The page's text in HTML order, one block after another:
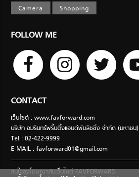
Camera
Shopping
FOLLOW ME
CONTACT
เว็บไซต์ : www.favforward.com
บริษัท อมรินทร์พริ้นติ้งแอนด์พับลิชชิ่ง จำกัด (มหาชน)
Tel : 02-422-9999
E-MAIL :favforward01@gmail.com
สนใจลงโฆษณากับเว็บไซต์ FAVFORWARD